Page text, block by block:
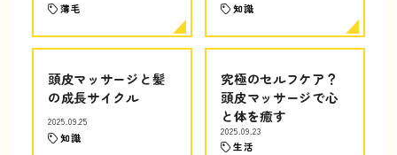
薄毛 知識
頭皮マッサージと髪
の成長サイクル
2025.09.25
知識
究極のセルフケア？
頭皮マッサージで心
と体を癒す
2025.09.23
生活